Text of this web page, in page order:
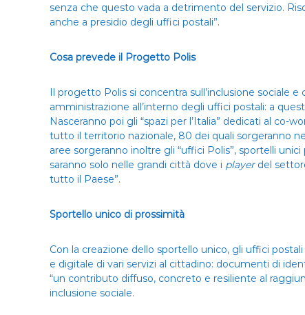
senza che questo vada a detrimento del servizio.
anche a presidio degli uffici postali”.
Cosa prevede il Progetto Polis
Il progetto Polis si concentra sull’inclusione sociale
amministrazione all’interno degli uffici postali: a
Nasceranno poi gli “spazi per l’Italia” dedicati al co-
tutto il territorio nazionale, 80 dei quali sorgeranno
aree sorgeranno inoltre gli “uffici Polis”, sportelli
saranno solo nelle grandi città dove i player del
tutto il Paese”.
Sportello unico di prossimità
Con la creazione dello sportello unico, gli uffici
e digitale di vari servizi al cittadino: documenti di
“un contributo diffuso, concreto e resiliente al
inclusione sociale.